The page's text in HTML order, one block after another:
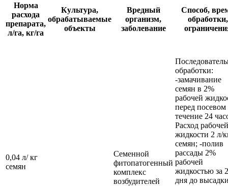
Норма
расхода
препарата,
л/га, кг/га
Культура,
обрабатываемые
объекты
Вредный
организм,
заболевание
Способ,
обработки,
0,04 л/ кг
семян
Семенной
фитопатогенный
комплекс
возбудителей
обработки:
-замачивание
семян в 2%
рабочей
перед посевом
течение 24
Расход рабочей
жидкости 2 л/
семян; -полив
рассады 2%
рабочей
жидкостью за
дня до